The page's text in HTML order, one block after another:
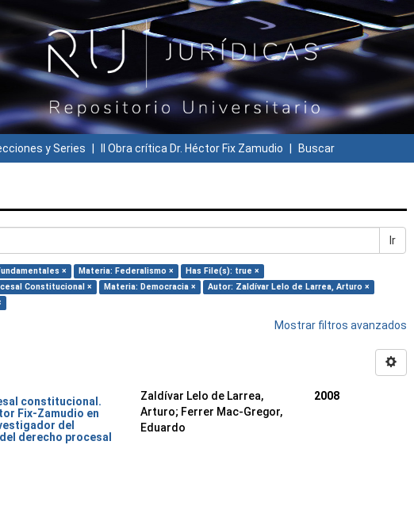
y Series II Obra crítica Dr. Héctor Fix Zamudio Buscar
Ir
× Materia: Federalismo ×
Has File(s): true ×
Constitucional × Materia: Democracia ×
Autor: Zaldívar Lelo de Larrea, Arturo ×
Mostrar filtros avanzados
constitucional.
Fix-Zamudio en
del
derecho procesal
Zaldívar Lelo de Larrea,
Arturo; Ferrer Mac-Gregor,
Eduardo
2008